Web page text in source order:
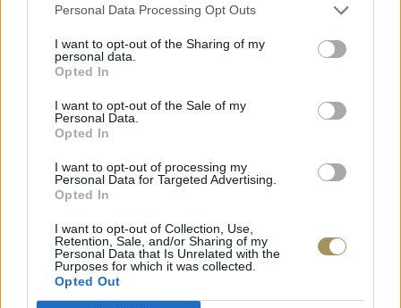
Personal Data Processing Opt Outs
I want to opt-out of the Sharing of my
personal data.
Opted In
I want to opt-out of the Sale of my
Personal Data.
Opted In
I want to opt-out of processing my
Personal Data for Targeted Advertising.
Opted In
I want to opt-out of Collection, Use,
Retention, Sale, and/or Sharing of my
Personal Data that Is Unrelated with the
Purposes for which it was collected.
Opted Out
ΜΟΝΌΠΕΤΡΟ ΔΑΧΤΥΛΊΔΙ ΜΕ
ΔΙΑΜΆΝΤΙ 0.35CT
€1.737€